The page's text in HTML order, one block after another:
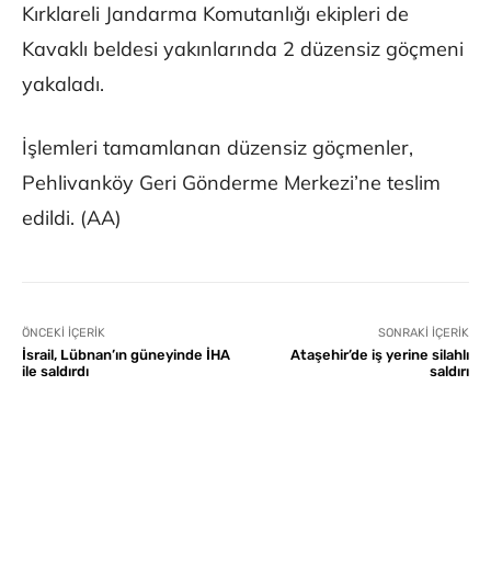
Kırklareli Jandarma Komutanlığı ekipleri de
Kavaklı beldesi yakınlarında 2 düzensiz göçmeni
yakaladı.
İşlemleri tamamlanan düzensiz göçmenler,
Pehlivanköy Geri Gönderme Merkezi’ne teslim
edildi. (AA)
ÖNCEKI İÇERIK
İsrail, Lübnan’ın güneyinde İHA
ile saldırdı
SONRAKI İÇERIK
Ataşehir’de iş yerine silahlı
saldırı